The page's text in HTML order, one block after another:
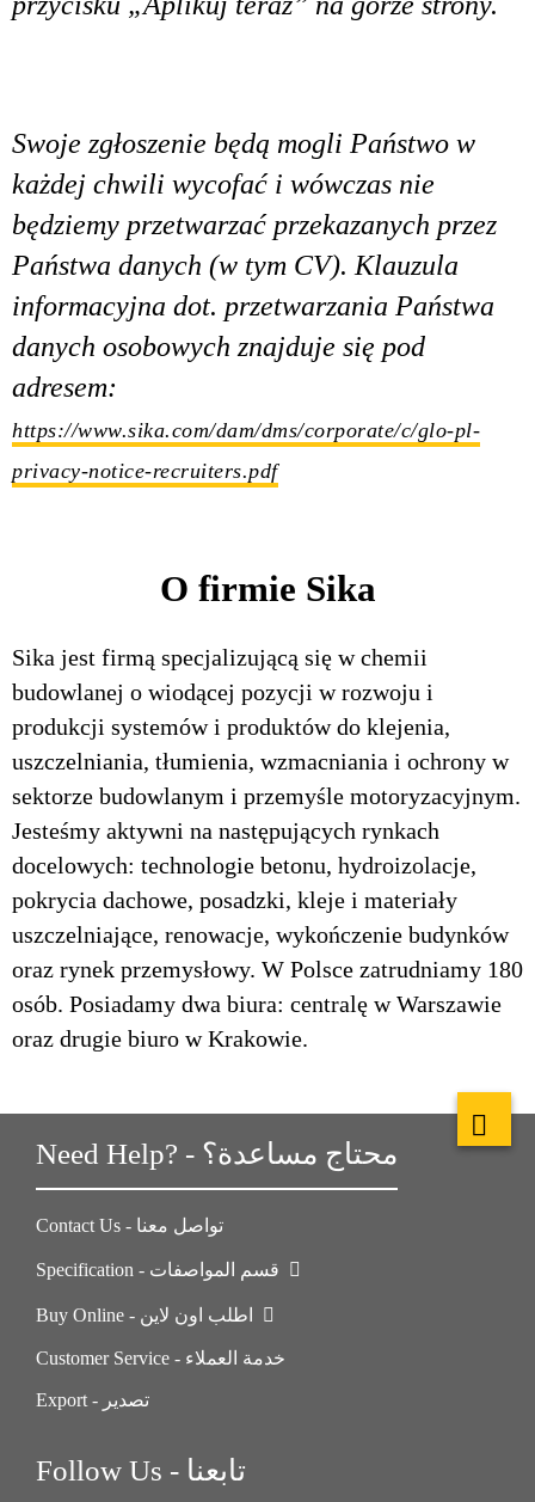
Swoje zgłoszenie będą mogli Państwo w
każdej chwili wycofać i wówczas nie
będziemy przetwarzać przekazanych przez
Państwa danych (w tym CV). Klauzula
informacyjna dot. przetwarzania Państwa
danych osobowych znajduje się pod
adresem:
https://www.sika.com/dam/dms/corporate/c/glo-pl-
privacy-notice-recruiters.pdf
O firmie Sika
Sika jest firmą specjalizującą się w chemii
budowlanej o wiodącej pozycji w rozwoju i
produkcji systemów i produktów do klejenia,
uszczelniania, tłumienia, wzmacniania i ochrony w
sektorze budowlanym i przemyśle motoryzacyjnym.
Jesteśmy aktywni na następujących rynkach
docelowych: technologie betonu, hydroizolacje,
pokrycia dachowe, posadzki, kleje i materiały
uszczelniające, renowacje, wykończenie budynków
oraz rynek przemysłowy. W Polsce zatrudniamy 180
osób. Posiadamy dwa biura: centralę w Warszawie
oraz drugie biuro w Krakowie.
Need Help? - محتاج مساعدة؟
Contact Us - تواصل معنا
Customer Service - خدمة العملاء
Export - تصدير
Follow Us - تابعنا